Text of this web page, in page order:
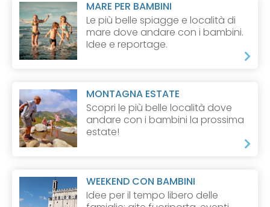
MARE PER BAMBINI
Le più belle spiagge e località di
mare dove andare con i bambini.
Idee e reportage.
MONTAGNA ESTATE
Scopri le più belle località dove
andare con i bambini la prossima
estate!
WEEKEND CON BAMBINI
Idee per il tempo libero delle